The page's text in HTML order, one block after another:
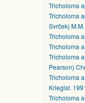
Tricholoma
Tricholoma
Svrček)
Tricholoma
Tricholoma
Tricholoma
Pearson)
Tricholoma
Krieglst.
Tricholoma